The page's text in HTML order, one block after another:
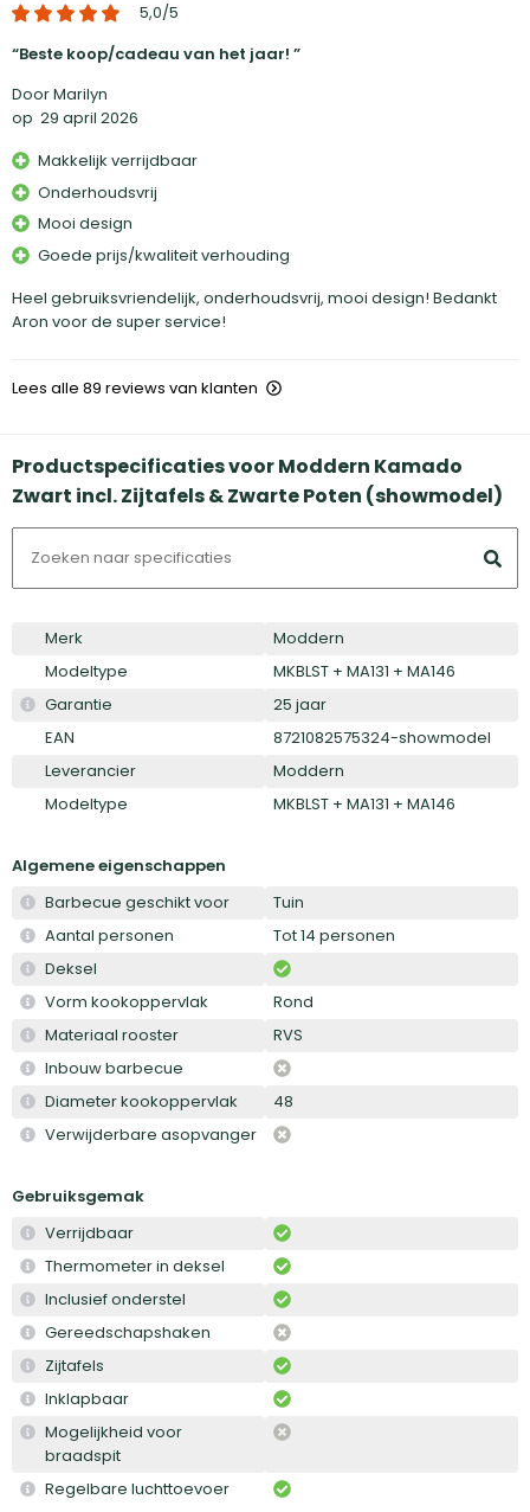
5,0/5
Beste koop/cadeau van het jaar!
Door Marilyn
op 29 april 2026
Makkelijk verrijdbaar
Onderhoudsvrij
Mooi design
Goede prijs/kwaliteit verhouding
Heel gebruiksvriendelijk, onderhoudsvrij, mooi design! Bedankt
Aron voor de super service!
Lees alle 89 reviews van klanten
Productspecificaties voor Moddern Kamado
Zwart incl. Zijtafels & Zwarte Poten (showmodel)
Merk
Moddern
Modeltype
MKBLST + MA131 + MA146
Garantie
25 jaar
EAN
8721082575324-showmodel
Leverancier
Moddern
Modeltype
MKBLST + MA131 + MA146
Algemene eigenschappen
Barbecue geschikt voor
Tuin
Aantal personen
Tot 14 personen
Deksel
Vorm kookoppervlak
Rond
Materiaal rooster
RVS
Inbouw barbecue
Diameter kookoppervlak
48
Verwijderbare asopvanger
Gebruiksgemak
Verrijdbaar
Thermometer in deksel
Inclusief onderstel
Gereedschapshaken
Zijtafels
Inklapbaar
Mogelijkheid voor
braadspit
Regelbare luchttoevoer